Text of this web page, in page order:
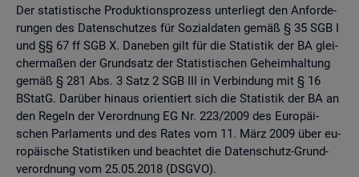
Der sta­tis­ti­sche Pro­duk­ti­ons­pro­zess un­ter­liegt den An­for­de­
run­gen des Da­ten­schut­zes für So­zi­al­da­ten gemäß § 35 SGB I
und §§ 67 ff SGB X. Da­ne­ben gilt für die Sta­tis­tik der BA glei­
cher­ma­ßen der Grund­satz der Sta­tis­ti­schen Ge­heim­hal­tung
gemäß § 281 Abs. 3 Satz 2 SGB III in Ver­bin­dung mit § 16
BStatG. Dar­über hin­aus ori­en­tiert sich die Sta­tis­tik der BA an
den Re­geln der Ver­ord­nung EG Nr. 223/2009 des Eu­ro­päi­
schen Par­la­ments und des Rates vom 11. März 2009 über eu­
ro­päi­sche Sta­tis­ti­ken und be­ach­tet die Da­ten­schutz-Grund­
ver­ord­nung vom 25.05.2018 (DSGVO).